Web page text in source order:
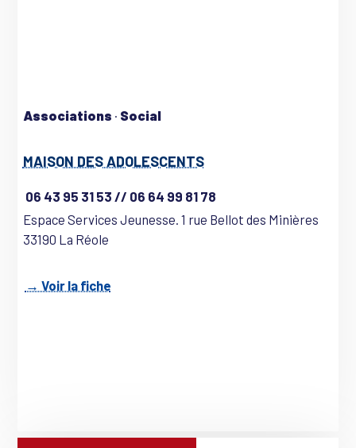
Associations · Social
MAISON DES ADOLESCENTS
06 43 95 31 53 // 06 64 99 81 78
Espace Services Jeunesse. 1 rue Bellot des Minières
33190 La Réole
→ Voir la fiche